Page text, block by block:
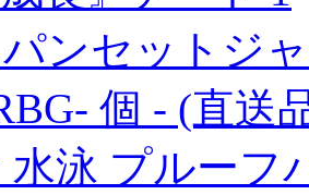
ンセットジ
個 - (直送
水泳 プルーフ